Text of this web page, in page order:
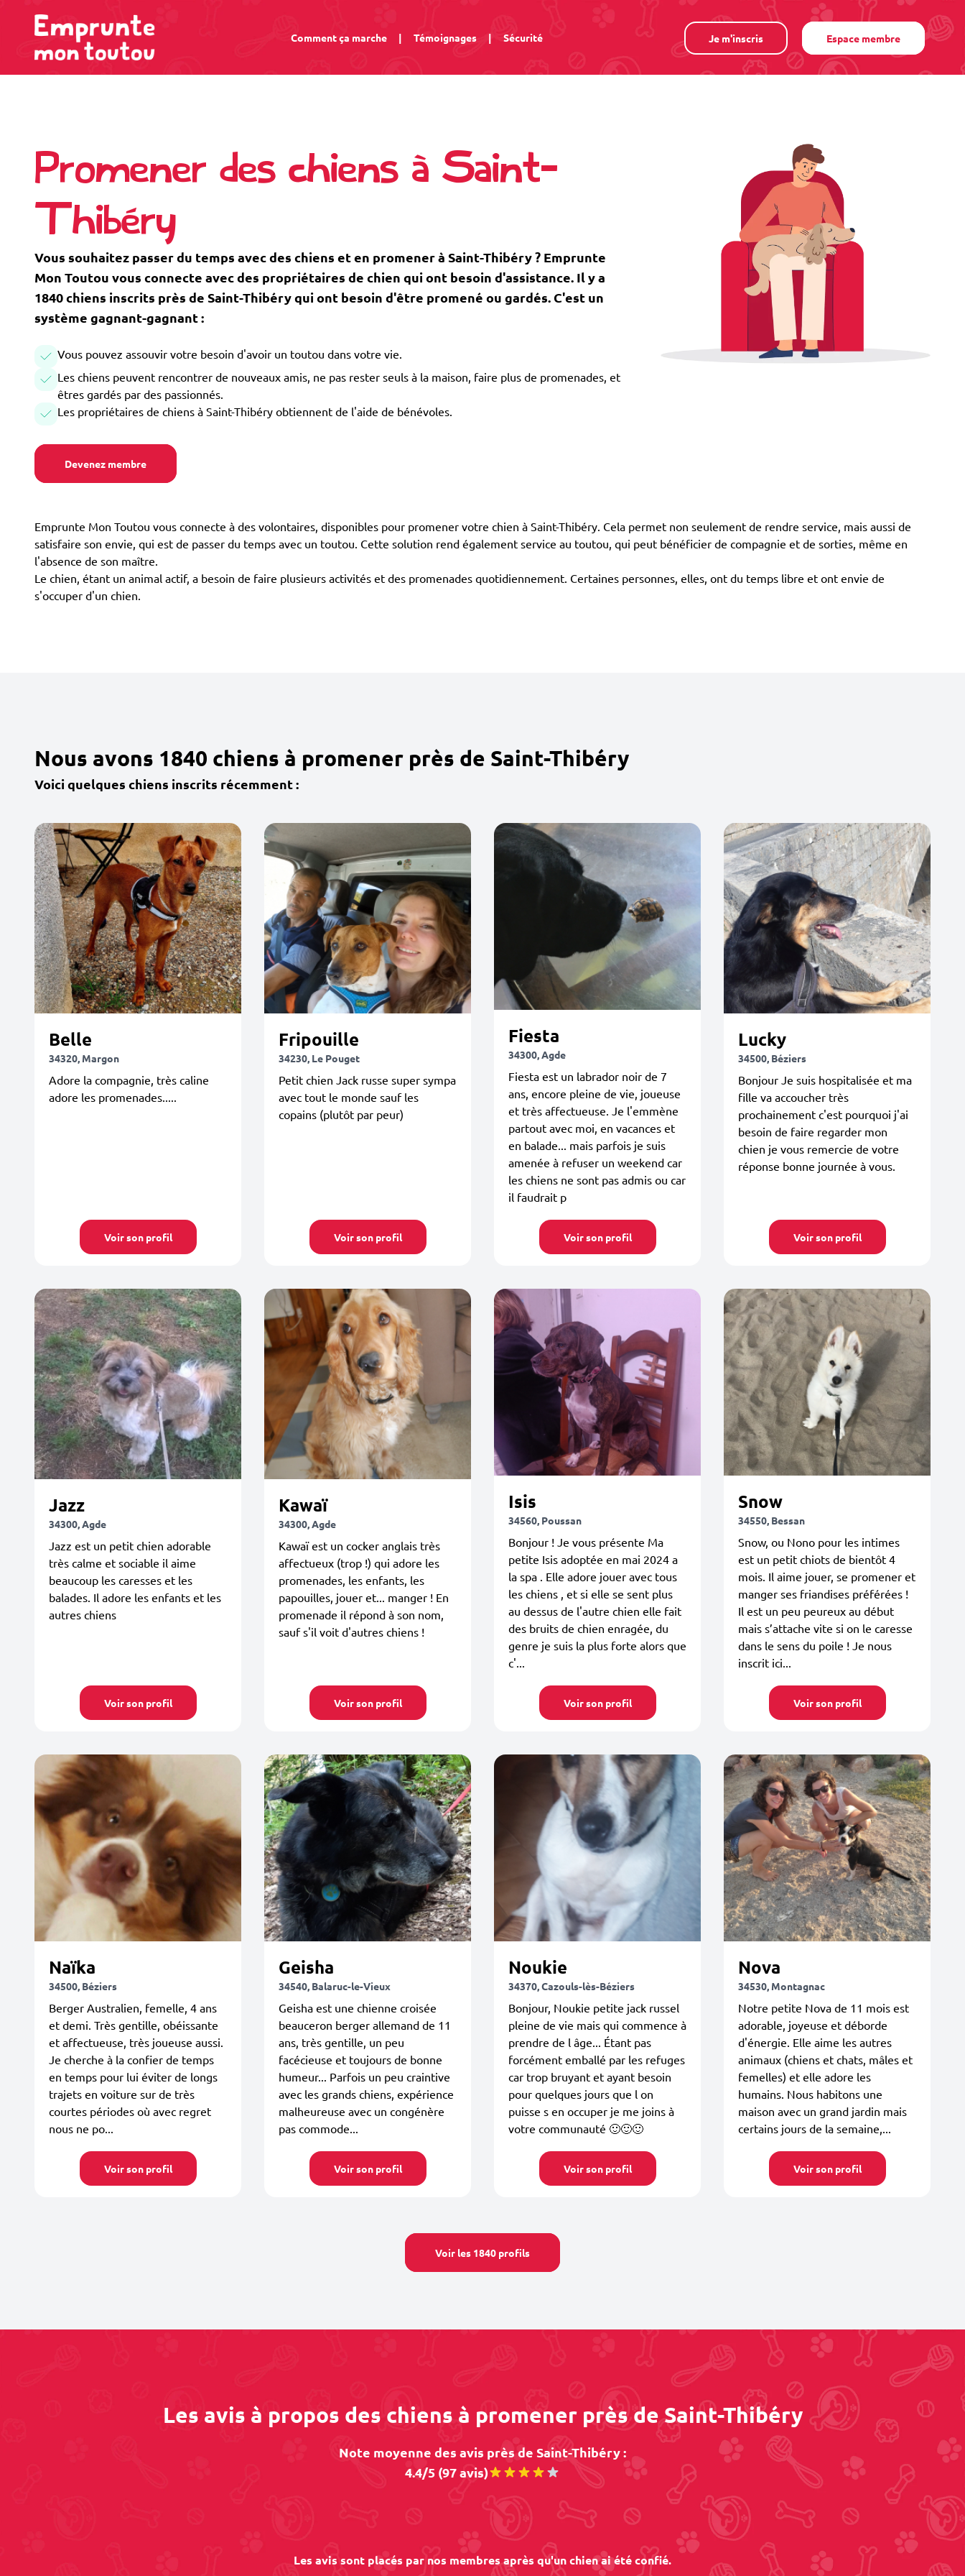
Comment ça marche | Témoignages | Sécurité Je m'inscris Espace membre
Promener des chiens à Saint-
Thibéry
Vous souhaitez passer du temps avec des chiens et en promener à Saint-Thibéry ? Emprunte
Mon Toutou vous connecte avec des propriétaires de chien qui ont besoin d'assistance. Il y a
1840 chiens inscrits près de Saint-Thibéry qui ont besoin d'être promené ou gardés. C'est un
système gagnant-gagnant :
Vous pouvez assouvir votre besoin d'avoir un toutou dans votre vie.
Les chiens peuvent rencontrer de nouveaux amis, ne pas rester seuls à la maison, faire plus de promenades, et
êtres gardés par des passionnés.
Les propriétaires de chiens à Saint-Thibéry obtiennent de l'aide de bénévoles.
Devenez membre
Emprunte Mon Toutou vous connecte à des volontaires, disponibles pour promener votre chien à Saint-Thibéry. Cela permet non seulement de rendre service, mais aussi de
satisfaire son envie, qui est de passer du temps avec un toutou. Cette solution rend également service au toutou, qui peut bénéficier de compagnie et de sorties, même en
l'absence de son maître.
Le chien, étant un animal actif, a besoin de faire plusieurs activités et des promenades quotidiennement. Certaines personnes, elles, ont du temps libre et ont envie de
s'occuper d'un chien.
Nous avons 1840 chiens à promener près de Saint-Thibéry
Voici quelques chiens inscrits récemment :
Belle
34320, Margon
Adore la compagnie, très caline
adore les promenades.....
Voir son profil
Fripouille
34230, Le Pouget
Petit chien Jack russe super sympa
avec tout le monde sauf les
copains (plutôt par peur)
Voir son profil
Fiesta
34300, Agde
Fiesta est un labrador noir de 7
ans, encore pleine de vie, joueuse
et très affectueuse. Je l'emmène
partout avec moi, en vacances et
en balade... mais parfois je suis
amenée à refuser un weekend car
les chiens ne sont pas admis ou car
il faudrait p
Voir son profil
Lucky
34500, Béziers
Bonjour Je suis hospitalisée et ma
fille va accoucher très
prochainement c'est pourquoi j'ai
besoin de faire regarder mon
chien je vous remercie de votre
réponse bonne journée à vous.
Voir son profil
Jazz
34300, Agde
Jazz est un petit chien adorable
très calme et sociable il aime
beaucoup les caresses et les
balades. Il adore les enfants et les
autres chiens
Voir son profil
Kawaï
34300, Agde
Kawaï est un cocker anglais très
affectueux (trop !) qui adore les
promenades, les enfants, les
papouilles, jouer et... manger ! En
promenade il répond à son nom,
sauf s'il voit d'autres chiens !
Voir son profil
Isis
34560, Poussan
Bonjour ! Je vous présente Ma
petite Isis adoptée en mai 2024 a
la spa . Elle adore jouer avec tous
les chiens , et si elle se sent plus
au dessus de l'autre chien elle fait
des bruits de chien enragée, du
genre je suis la plus forte alors que
c'...
Voir son profil
Snow
34550, Bessan
Snow, ou Nono pour les intimes
est un petit chiots de bientôt 4
mois. Il aime jouer, se promener et
manger ses friandises préférées !
Il est un peu peureux au début
mais s’attache vite si on le caresse
dans le sens du poile ! Je nous
inscrit ici...
Voir son profil
Naïka
34500, Béziers
Berger Australien, femelle, 4 ans
et demi. Très gentille, obéissante
et affectueuse, très joueuse aussi.
Je cherche à la confier de temps
en temps pour lui éviter de longs
trajets en voiture sur de très
courtes périodes où avec regret
nous ne po...
Voir son profil
Geisha
34540, Balaruc-le-Vieux
Geisha est une chienne croisée
beauceron berger allemand de 11
ans, très gentille, un peu
facécieuse et toujours de bonne
humeur... Parfois un peu craintive
avec les grands chiens, expérience
malheureuse avec un congénère
pas commode...
Voir son profil
Noukie
34370, Cazouls-lès-Béziers
Bonjour, Noukie petite jack russel
pleine de vie mais qui commence à
prendre de l âge... Étant pas
forcément emballé par les refuges
car trop bruyant et ayant besoin
pour quelques jours que l on
puisse s en occuper je me joins à
votre communauté 🙂🙂🙂
Voir son profil
Nova
34530, Montagnac
Notre petite Nova de 11 mois est
adorable, joyeuse et déborde
d'énergie. Elle aime les autres
animaux (chiens et chats, mâles et
femelles) et elle adore les
humains. Nous habitons une
maison avec un grand jardin mais
certains jours de la semaine,...
Voir son profil
Voir les 1840 profils
Les avis à propos des chiens à promener près de Saint-Thibéry
Note moyenne des avis près de Saint-Thibéry :
4.4/5 (97 avis)
Les avis sont placés par nos membres après qu'un chien ai été confié.